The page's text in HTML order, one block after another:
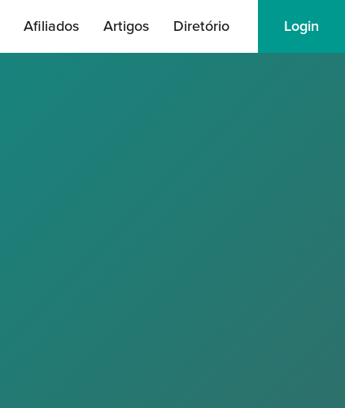
Afiliados Artigos Diretório Login